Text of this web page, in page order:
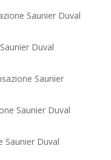
Saunier Duval
Duval
Saunier
Saunier Duval
Saunier Duval